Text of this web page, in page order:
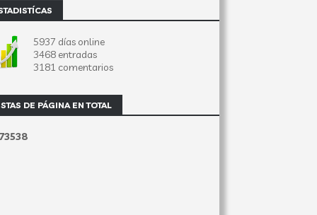
5937 días online
3468 entradas
3181 comentarios
DE PÁGINA EN TOTAL
3538